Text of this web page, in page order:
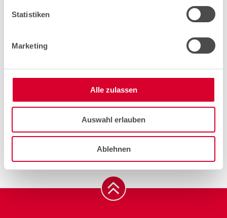
Statistiken
Marketing
Alle zulassen
Auswahl erlauben
Ablehnen